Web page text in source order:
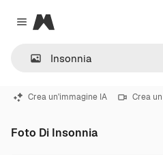
Close menu
Magnific
Crea un'immagine IA Crea
Foto Di Insonnia